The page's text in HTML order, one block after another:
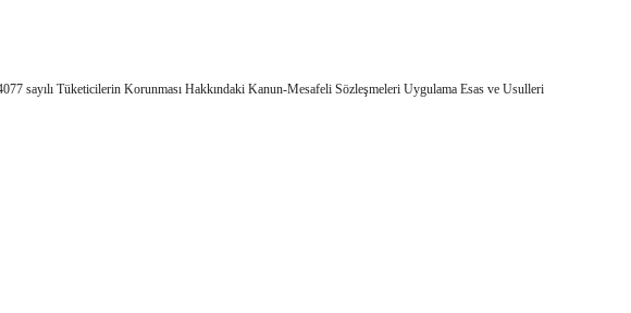
sayılı Tüketicilerin Korunması Hakkındaki Kanun-Mesafeli Sözleşmeleri Uygulama Esas ve Usulleri